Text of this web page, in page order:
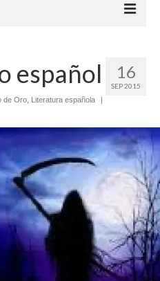
16
SEP 2015
español
de Oro Literatura española
|